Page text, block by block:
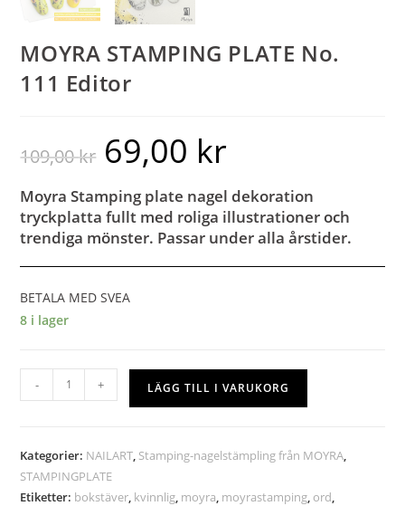
MOYRA STAMPING PLATE No.
111 Editor
109,00kr 69,00 kr
Moyra Stamping plate nagel dekoration
tryckplatta fullt med roliga illustrationer och
trendiga mönster. Passar under alla årstider.
BETALA MED SVEA
8 i lager
- + LÄGG TILL I VARUKORG
Kategorier: NAILART Stamping-nagelstämpling från MOYRA
STAMPINGPLATE
Etiketter: bokstäver kvinnlig moyra moyrastamping ord